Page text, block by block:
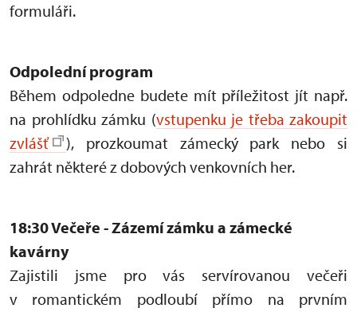
formuláři.
Odpolední program
Během odpoledne budete mít příležitost jít např.
na prohlídku zámku (vstupenku je třeba zakoupit
zvlášť
), prozkoumat zámecký park nebo si
zahrát některé z dobových venkovních her.
18:30 Večeře - Zázemí zámku a zámecké
kavárny
Zajistili jsme pro vás servírovanou večeři
v romantickém podloubí přímo na prvním